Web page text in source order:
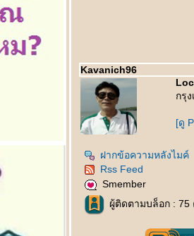
Kavanich96
กรุ
[ดู
ฝากข้อความหลังไมค์
Rss Feed
Smember
ผู้ติดตามบล็อก : 75